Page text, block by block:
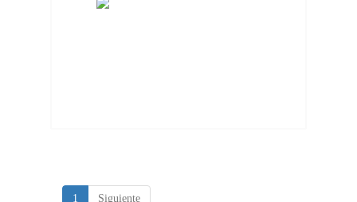
1 Siguiente